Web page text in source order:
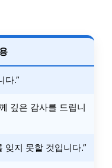
다.”
깊은 감사를 드립니
지 못할 것입니다.”